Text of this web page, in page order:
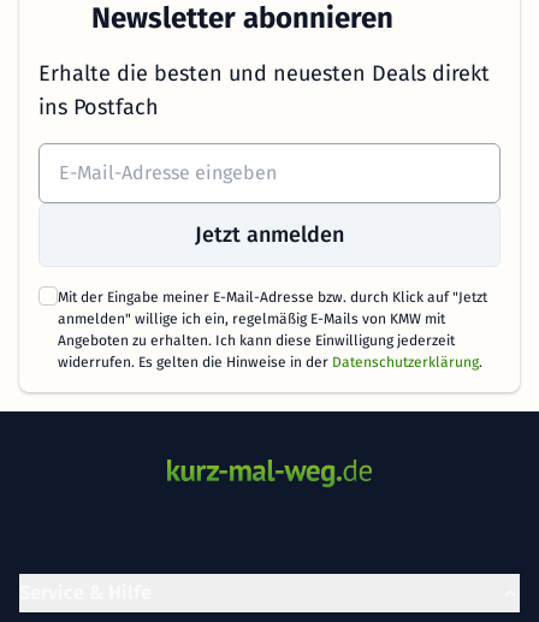
Newsletter abonnieren
Erhalte die besten und neuesten Deals direkt
ins Postfach
Jetzt anmelden
Mit der Eingabe meiner E-Mail-Adresse bzw. durch Klick auf "Jetzt
anmelden" willige ich ein, regelmäßig E-Mails von KMW mit
Angeboten zu erhalten. Ich kann diese Einwilligung jederzeit
widerrufen. Es gelten die Hinweise in der Datenschutzerklärung.